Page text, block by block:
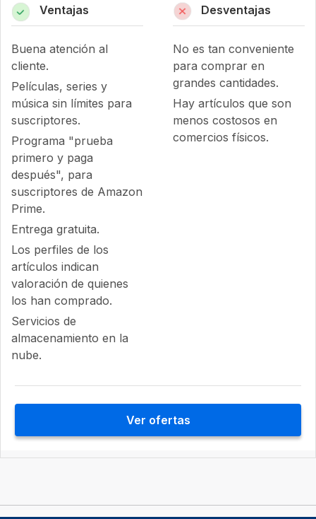
Ventajas
Buena atención al
cliente.
Películas, series y
música sin límites para
suscriptores.
Programa "prueba
primero y paga
después", para
suscriptores de Amazon
Prime.
Entrega gratuita.
Los perfiles de los
artículos indican
valoración de quienes
los han comprado.
Servicios de
almacenamiento en la
nube.
Desventajas
No es tan conveniente
para comprar en
grandes cantidades.
Hay artículos que son
menos costosos en
comercios físicos.
Ver ofertas